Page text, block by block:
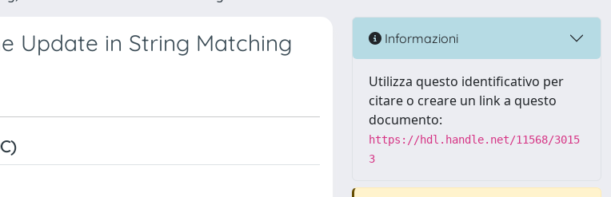
Update in String Matching Informazioni
Utilizza questo identificativo per
citare o creare un link a questo
documento:
https://hdl.handle.net/11568/3015
3